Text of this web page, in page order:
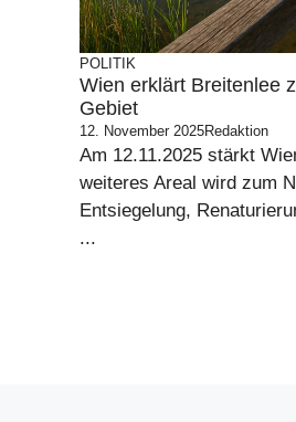
POLITIK
Wien erklärt Breitenlee
Gebiet
12. November 2025Redaktion
Am 12.11.2025 stärkt
weiteres Areal wird zum
Entsiegelung,
...